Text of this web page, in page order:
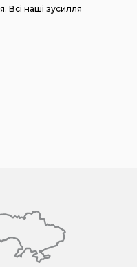
Всі наші зусилля